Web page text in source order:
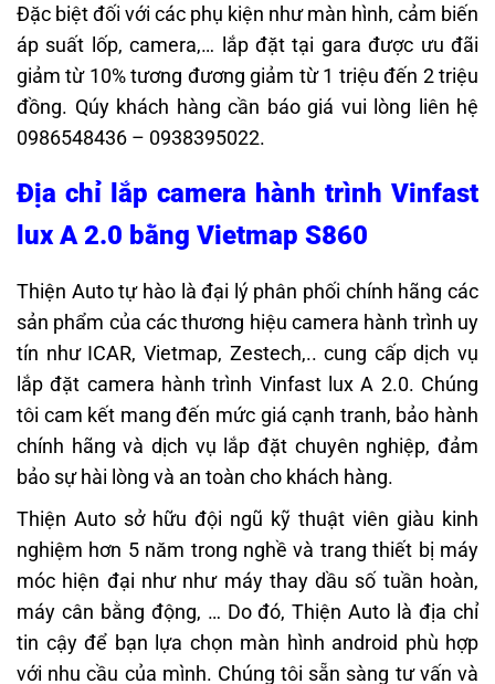
Đặc biệt đối với các phụ kiện như màn hình, cảm biến
áp suất lốp, camera,… lắp đặt tại gara được ưu đãi
giảm từ 10% tương đương giảm từ 1 triệu đến 2 triệu
đồng. Qúy khách hàng cần báo giá vui lòng liên hệ
0986548436 – 0938395022.
Địa chỉ lắp camera hành trình Vinfast
lux A 2.0 bằng Vietmap S860
Thiện Auto tự hào là đại lý phân phối chính hãng các
sản phẩm của các thương hiệu camera hành trình uy
tín như ICAR, Vietmap, Zestech,.. cung cấp dịch vụ
lắp đặt camera hành trình Vinfast lux A 2.0. Chúng
tôi cam kết mang đến mức giá cạnh tranh, bảo hành
chính hãng và dịch vụ lắp đặt chuyên nghiệp, đảm
bảo sự hài lòng và an toàn cho khách hàng.
Thiện Auto sở hữu đội ngũ kỹ thuật viên giàu kinh
nghiệm hơn 5 năm trong nghề và trang thiết bị máy
móc hiện đại như như máy thay dầu số tuần hoàn,
máy cân bằng động, … Do đó, Thiện Auto là địa chỉ
tin cậy để bạn lựa chọn màn hình android phù hợp
với nhu cầu của mình. Chúng tôi sẵn sàng tư vấn và